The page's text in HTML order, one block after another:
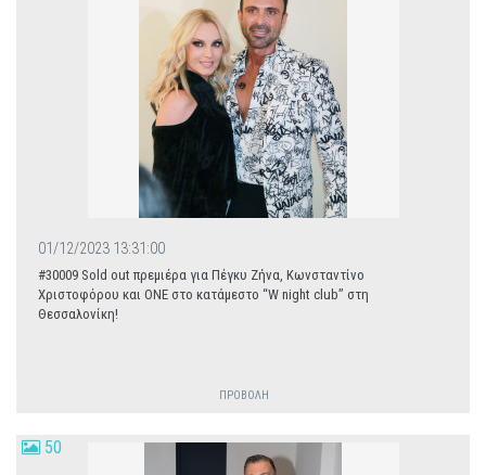
01/12/2023 13:31:00
#30009 Sold out πρεμιέρα για Πέγκυ Ζήνα, Κωνσταντίνο
Χριστοφόρου και ΟΝΕ στο κατάμεστο “W night club” στη
Θεσσαλονίκη!
ΠΡΟΒΟΛΗ
50